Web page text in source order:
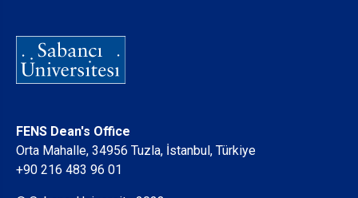
FENS Dean's Office
Orta Mahalle, 34956 Tuzla, İstanbul, Türkiye
+90 216 483 96 01